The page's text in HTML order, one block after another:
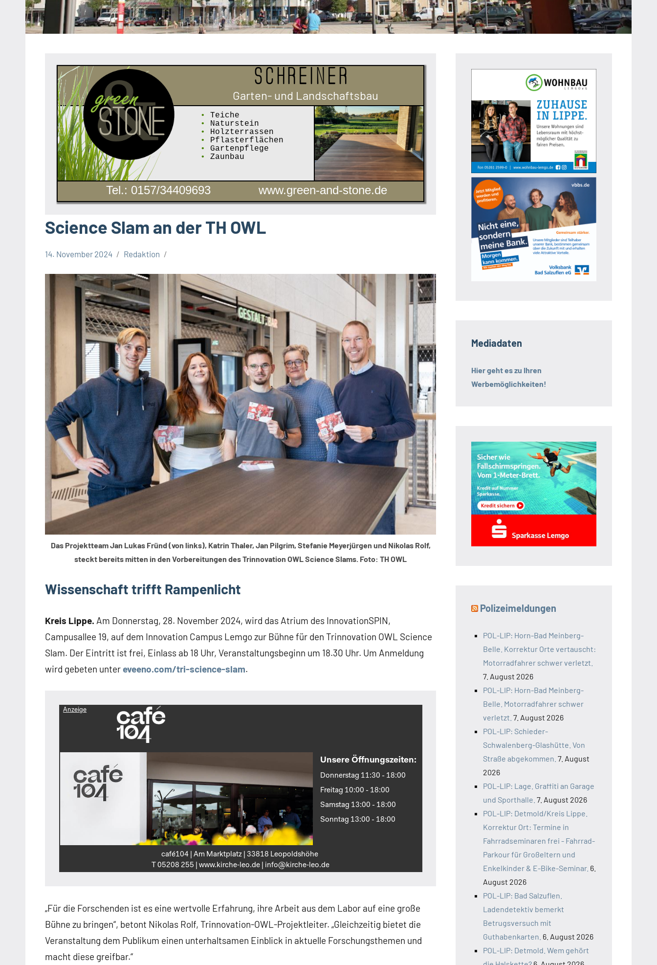
Heipke,
Leopoldshöhe,
Schreiner
Garten- und Landschaftsbau
•
Teiche
•
Naturstein
•
Holzterrassen
•
Pflasterflächen
•
Gartenpflege
•
Zaunbau
Tel.: 0157/34409693 www.green-and-stone.de
Science Slam an der TH OWL
Lippe
Lippische
Wirtschaft
14. November 2024 Redaktion
Das Projektteam Jan Lukas Fründ (von links), Katrin Thaler, Jan Pilgrim, Stefanie Meyerjürgen und Nikolas Rolf,
steckt bereits mitten in den Vorbereitungen des Trinnovation OWL Science Slams. Foto: TH OWL
Wissenschaft trifft Rampenlicht
Kreis Lippe. Am Donnerstag, 28. November 2024, wird das Atrium des InnovationSPIN,
Campusallee 19, auf dem Innovation Campus Lemgo zur Bühne für den Trinnovation OWL Science
Slam. Der Eintritt ist frei, Einlass ab 18 Uhr, Veranstaltungsbeginn um 18.30 Uhr. Um Anmeldung
wird gebeten untereveeno.com/tri-science-slam.
Anzeige
Unsere Öffnungszeiten:
Donnerstag 11:30 - 18:00
Freitag 10:00 - 18:00
Samstag 13:00 - 18:00
Sonntag 13:00 - 18:00
café104 | Am Marktplatz | 33818 Leopoldshöhe
T 05208 255 | www.kirche‑leo.de | info@kirche‑leo.de
„Für die Forschenden ist es eine wertvolle Erfahrung, ihre Arbeit aus dem Labor auf eine große
Bühne zu bringen“, betont Nikolas Rolf, Trinnovation-OWL-Projektleiter. „Gleichzeitig bietet die
Veranstaltung dem Publikum einen unterhaltsamen Einblick in aktuelle Forschungsthemen und
macht diese greifbar.“
Mediadaten
Hier geht es zu Ihren
Werbemöglichkeiten!
Polizeimeldungen
POL-LIP: Horn-Bad Meinberg-
Belle. Korrektur Orte vertauscht:
Motorradfahrer schwer verletzt.
7. August 2026
POL-LIP: Horn-Bad Meinberg-
Belle. Motorradfahrer schwer
verletzt. 7. August 2026
POL-LIP: Schieder-
Schwalenberg-Glashütte. Von
Straße abgekommen. 7. August
2026
POL-LIP: Lage. Graffiti an Garage
und Sporthalle. 7. August 2026
POL-LIP: Detmold/Kreis Lippe.
Korrektur Ort: Termine in
Fahrradseminaren frei - Fahrrad-
Parkour für Großeltern und
Enkelkinder & E-Bike-Seminar. 6.
August 2026
POL-LIP: Bad Salzuflen.
Ladendetektiv bemerkt
Betrugsversuch mit
Guthabenkarten. 6. August 2026
POL-LIP: Detmold. Wem gehört